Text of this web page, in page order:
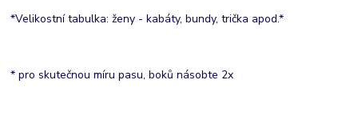
*Velikostní tabulka: ženy - kabáty, bundy, trička apod.*
* pro skutečnou míru pasu, boků násobte 2x